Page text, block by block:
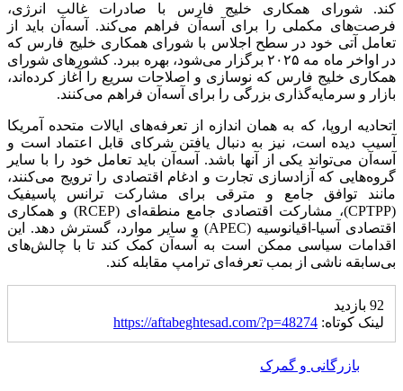
کند. شورای همکاری خلیج فارس با صادرات غالب انرژی،
فرصت‌های مکملی را برای آسه‌آن فراهم می‌کند. آسه‌آن باید از
تعامل آتی خود در سطح اجلاس با شورای همکاری خلیج فارس که
در اواخر ماه مه ۲۰۲۵ برگزار می‌شود، بهره ببرد. کشورهای شورای
همکاری خلیج فارس که نوسازی و اصلاحات سریع را آغاز کرده‌اند،
بازار و سرمایه‌گذاری بزرگی را برای آسه‌آن فراهم می‌کنند.
اتحادیه اروپا، که به همان اندازه از تعرفه‌های ایالات متحده آمریکا
آسیب دیده است، نیز به دنبال یافتن شرکای قابل اعتماد است و
آسه‌آن می‌تواند یکی از آنها باشد. آسه‌آن باید تعامل خود را با سایر
گروه‌هایی که آزادسازی تجارت و ادغام اقتصادی را ترویج می‌کنند،
مانند توافق جامع و مترقی برای مشارکت ترانس پاسیفیک
(CPTPP)، مشارکت اقتصادی جامع منطقه‌ای (RCEP) و همکاری
اقتصادی آسیا-اقیانوسیه (APEC) و سایر موارد، گسترش دهد. این
اقدامات سیاسی ممکن است به آسه‌آن کمک کند تا با چالش‌های
بی‌سابقه ناشی از بمب تعرفه‌ای ترامپ مقابله کند.
92 بازدید
لینک کوتاه: https://aftabeghtesad.com/?p=48274
بازرگانی و گمرک